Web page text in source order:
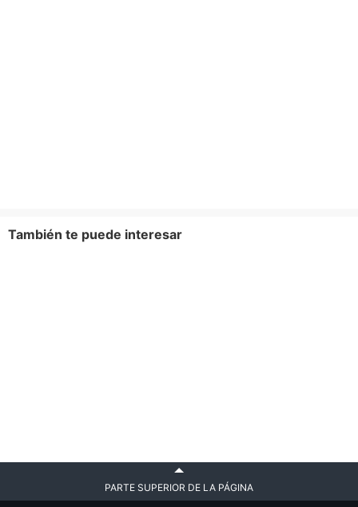
También te puede interesar
PARTE SUPERIOR DE LA PÁGINA